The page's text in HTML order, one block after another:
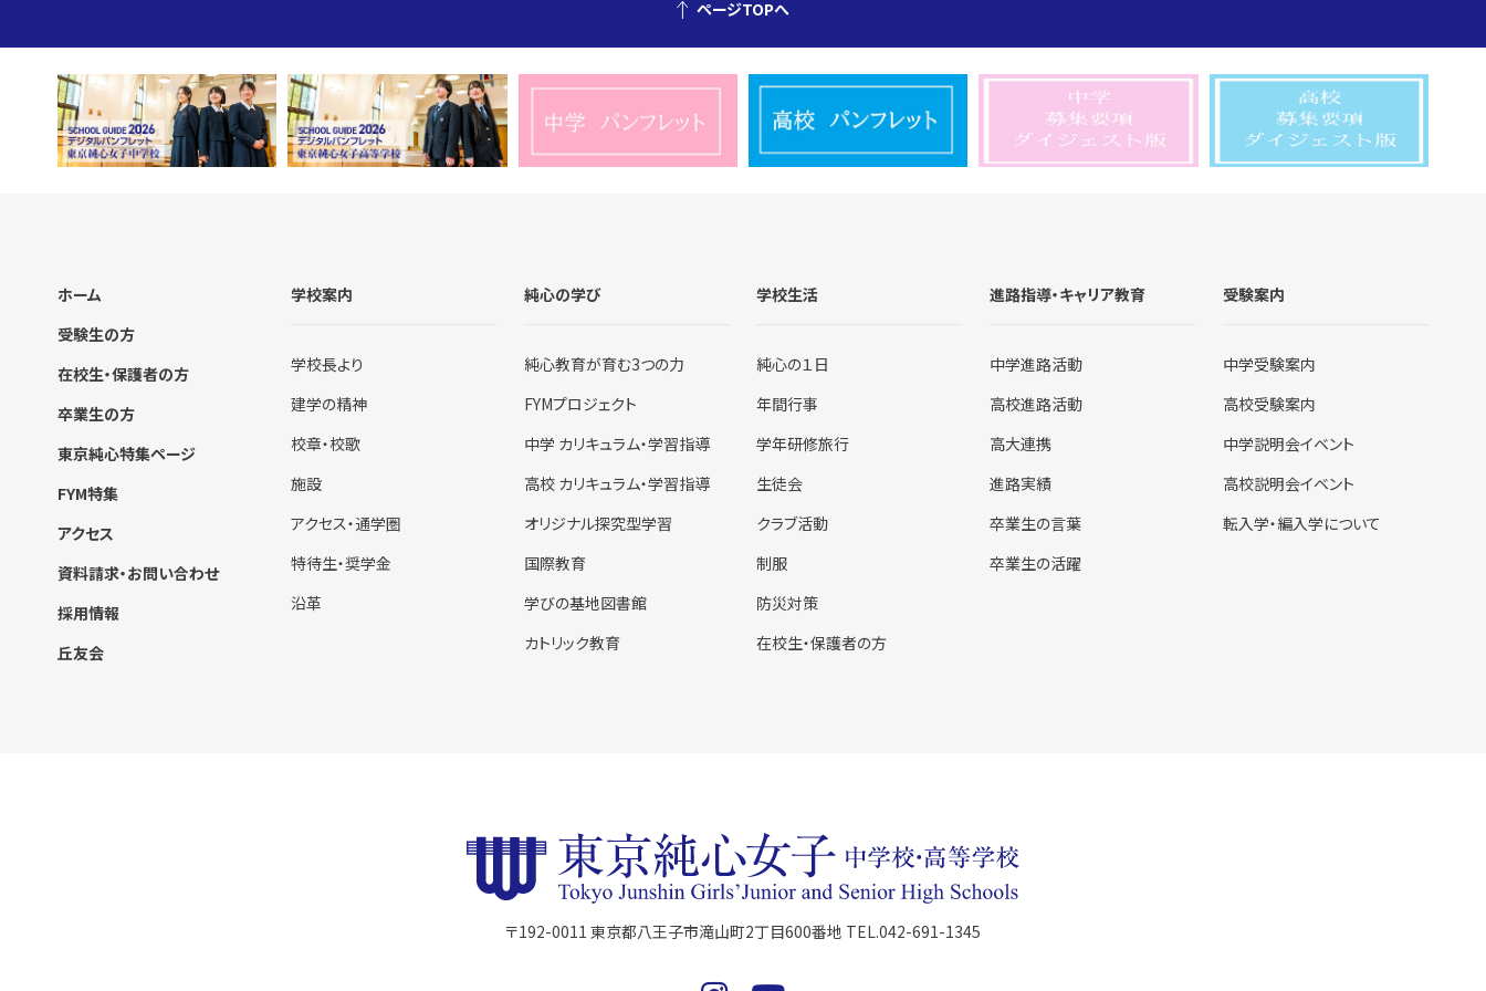
ページTOPへ
ホーム
受験生の方
在校生・保護者の方
卒業生の方
東京純心特集ページ
FYM特集
アクセス
資料請求・お問い合わせ
採用情報
丘友会
学校案内
学校長より
建学の精神
校章・校歌
施設
アクセス・通学圏
特待生・奨学金
沿革
純心の学び
純心教育が育む3つの力
FYMプロジェクト
中学 カリキュラム・学習指導
高校 カリキュラム・学習指導
オリジナル探究型学習
国際教育
学びの基地図書館
カトリック教育
学校生活
純心の１日
年間行事
学年研修旅行
生徒会
クラブ活動
制服
防災対策
在校生・保護者の方
進路指導・キャリア教育
中学進路活動
高校進路活動
高大連携
進路実績
卒業生の言葉
卒業生の活躍
受験案内
中学受験案内
高校受験案内
中学説明会イベント
高校説明会イベント
転入学・編入学について
〒192-0011 東京都八王子市滝山町2丁目600番地 TEL.042-691-1345